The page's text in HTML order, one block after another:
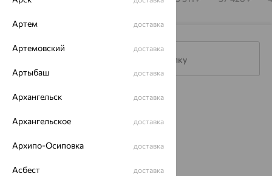
Подписаться на рассылку
Каталог
Акции
Магазины
Покупателям
Артем доставка
Артемовский доставка
Артыбаш доставка
Архангельск доставка
Архангельское доставка
Архипо-Осиповка доставка
Асбест доставка